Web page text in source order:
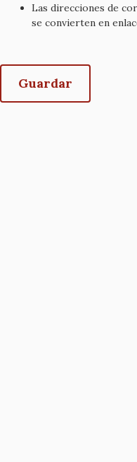
Las direcciones de
se convierten en